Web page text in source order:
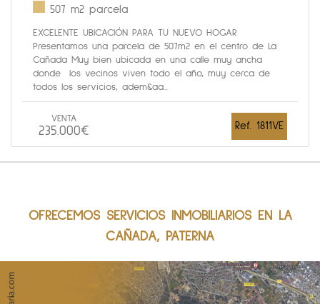
507 m2 parcela
EXCELENTE UBICACIÓN PARA TU NUEVO HOGAR
Presentamos una parcela de 507m2 en el centro de La
Cañada Muy bien ubicada en una calle muy ancha
donde los vecinos viven todo el año, muy cerca de
todos los servicios, adem&aa...
VENTA
235.000€ Ref. 1811VE
OFRECEMOS SERVICIOS INMOBILIARIOS EN LA
CAÑADA, PATERNA